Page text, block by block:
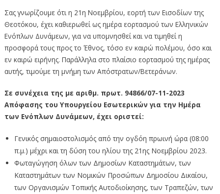
Σας γνωρίζουμε ότι η 21η Νοεμβρίου, εορτή των Εισοδίων της
Θεοτόκου, έχει καθιερωθεί ως ημέρα εορτασμού των Ελληνικών
Ενόπλων Δυνάμεων, για να υπομνησθεί και να τιμηθεί η
προσφορά τους προς το Έθνος, τόσο εν καιρώ πολέμου, όσο και
εν καιρώ ειρήνης. Παράλληλα στο πλαίσιο εορτασμού της ημέρας
αυτής, τιμούμε τη μνήμη των Απόστρατων/Βετεράνων.
Σε συνέχεια της με αριθμ. πρωτ. 94866/07-11-2023
Απόφασης του Υπουργείου Εσωτερικών για την Ημέρα
των Ενόπλων Δυνάμεων, έχει οριστεί:
Γενικός σημαιοστολισμός από την ογδόη πρωινή ώρα (08:00
π.μ.) μέχρι και τη δύση του ηλίου της 21ης Νοεμβρίου 2023.
Φωταγώγηση όλων των Δημοσίων Καταστημάτων, των
Καταστημάτων των Νομικών Προσώπων Δημοσίου Δικαίου,
των Οργανισμών Τοπικής Αυτοδιοίκησης, των Τραπεζών, των